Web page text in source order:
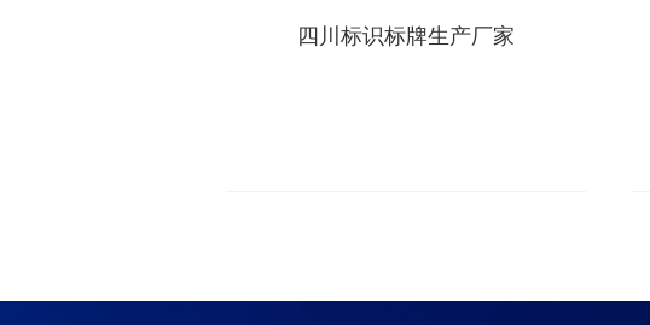
四川标识标牌生产厂家